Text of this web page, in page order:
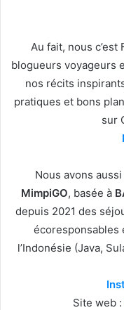
Au fait, nous c’est
blogueurs voyageurs
nos récits
pratiques et bons
sur
Nous avons
MimpiGO, basée à
depuis 2021 des
écoresponsables
l’Indonésie (Java,
Site web :